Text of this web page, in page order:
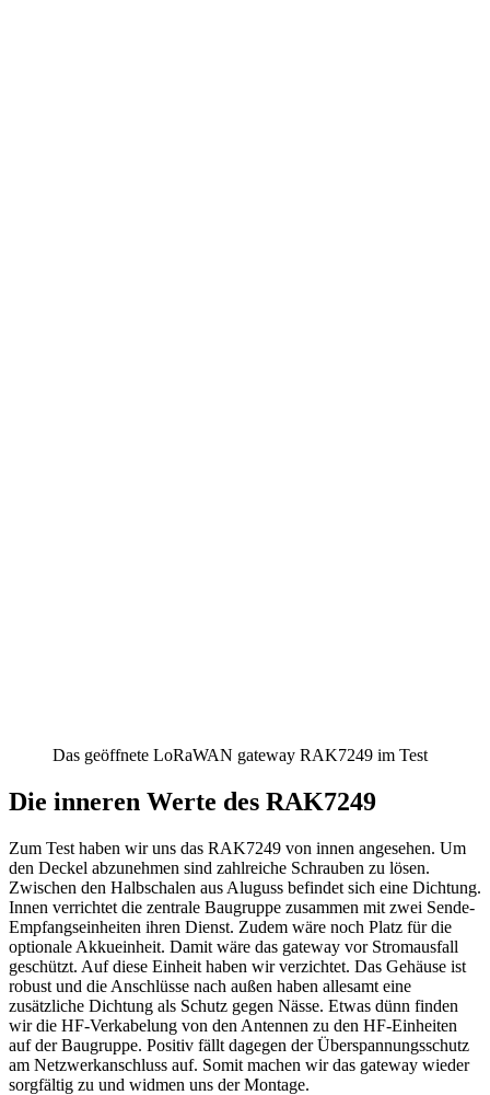
Das geöffnete LoRaWAN gateway RAK7249 im Test
Die inneren Werte des RAK7249
Zum Test haben wir uns das RAK7249 von innen angesehen. Um
den Deckel abzunehmen sind zahlreiche Schrauben zu lösen.
Zwischen den Halbschalen aus Aluguss befindet sich eine Dichtung.
Innen verrichtet die zentrale Baugruppe zusammen mit zwei Sende-
Empfangseinheiten ihren Dienst. Zudem wäre noch Platz für die
optionale Akkueinheit. Damit wäre das gateway vor Stromausfall
geschützt. Auf diese Einheit haben wir verzichtet. Das Gehäuse ist
robust und die Anschlüsse nach außen haben allesamt eine
zusätzliche Dichtung als Schutz gegen Nässe. Etwas dünn finden
wir die HF-Verkabelung von den Antennen zu den HF-Einheiten
auf der Baugruppe. Positiv fällt dagegen der Überspannungsschutz
am Netzwerkanschluss auf. Somit machen wir das gateway wieder
sorgfältig zu und widmen uns der Montage.